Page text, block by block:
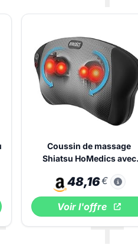
Coussin de massage
Shiatsu HoMedics avec
48,16€
Voir l'offre